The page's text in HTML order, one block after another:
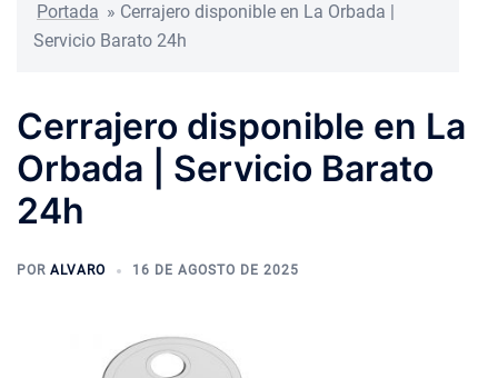
Portada » Cerrajero disponible en La Orbada |
Servicio Barato 24h
Cerrajero disponible en La
Orbada | Servicio Barato
24h
POR ALVARO 16 DE AGOSTO DE 2025